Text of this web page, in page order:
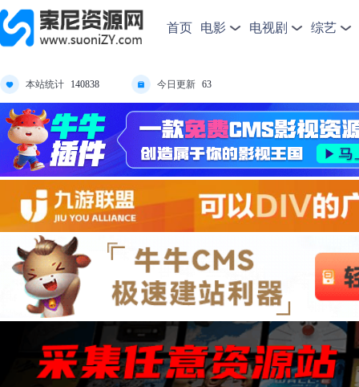
首页 电影 电视剧 综艺
本站统计 140838 今日更新 63